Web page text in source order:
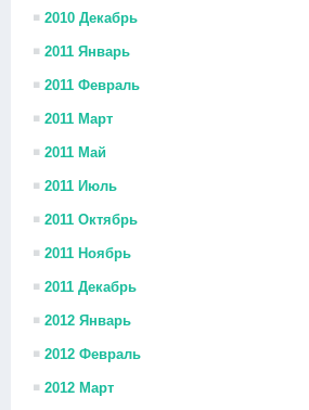
2010 Декабрь
2011 Январь
2011 Февраль
2011 Март
2011 Май
2011 Июль
2011 Октябрь
2011 Ноябрь
2011 Декабрь
2012 Январь
2012 Февраль
2012 Март